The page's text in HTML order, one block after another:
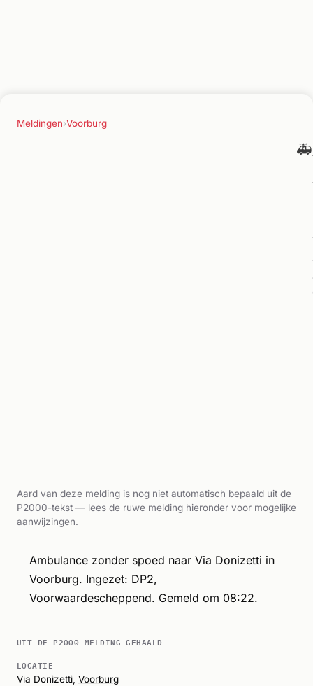
Meldingen›Voorburg
🚑
Aard van deze melding is nog niet automatisch bepaald uit de
P2000-tekst — lees de ruwe melding hieronder voor mogelijke
aanwijzingen.
Ambulance zonder spoed naar Via Donizetti in
Voorburg. Ingezet: DP2,
Voorwaardescheppend. Gemeld om 08:22.
UIT DE P2000-MELDING GEHAALD
LOCATIE
Via Donizetti, Voorburg